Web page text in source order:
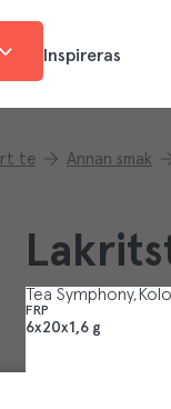
Inspireras
te Annan smak
Tea Symphony
FRP
6x20x1,6 g